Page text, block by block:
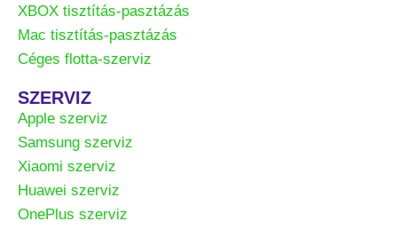
XBOX tisztítás-pasztázás
Mac tisztítás-pasztázás
Céges flotta-szerviz
SZERVIZ
Apple szerviz
Samsung szerviz
Xiaomi szerviz
Huawei szerviz
OnePlus szerviz